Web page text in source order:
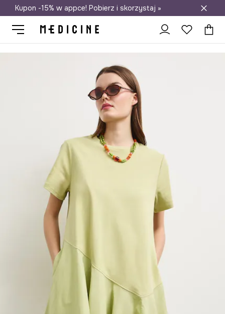
Darmowa dostawa do salonów
Kupon -15% w appce! Pobierz i skorzystaj »